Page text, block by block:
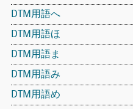
DTM用語へ
DTM用語ほ
DTM用語ま
DTM用語み
DTM用語め